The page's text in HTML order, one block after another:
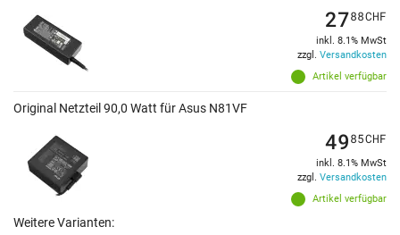
Artikel verfügbar
2788CHF
inkl. 8.1% MwSt
zzgl. Versandkosten
Original Netzteil 90,0 Watt für Asus N81VF
Artikel verfügbar
4985CHF
inkl. 8.1% MwSt
zzgl. Versandkosten
Weitere Varianten: